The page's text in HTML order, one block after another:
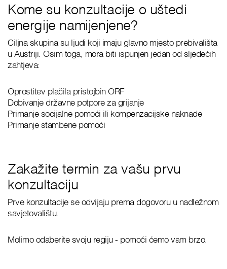
Kome su konzultacije o uštedi
energije namijenjene?
Ciljna skupina su ljudi koji imaju glavno mjesto prebivališta
u Austriji. Osim toga, mora biti ispunjen jedan od sljedećih
zahtjeva:
Oprostitev plačila pristojbin ORF
Dobivanje državne potpore za grijanje
Primanje socijalne pomoći ili kompenzacijske naknade
Primanje stambene pomoći
Zakažite termin za vašu prvu
konzultaciju
Prve konzultacije se odvijaju prema dogovoru u nadležnom
savjetovalištu.
Molimo odaberite svoju regiju - pomoći ćemo vam brzo.